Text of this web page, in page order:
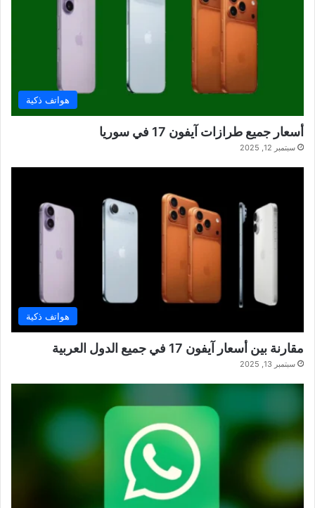
هواتف ذكية
أسعار جميع طرازات آيفون 17 في سوريا
سبتمبر 12, 2025
هواتف ذكية
مقارنة بين أسعار آيفون 17 في جميع الدول العربية
سبتمبر 13, 2025